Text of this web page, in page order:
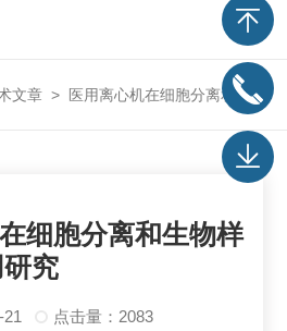
文章 > 医用离心机在细胞分离和生物样本处理中应用研究
细胞分离和生物样
究
点击量：2083